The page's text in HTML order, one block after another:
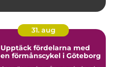
31. aug
Upptäck fördelarna med
en förmånscykel i Göteborg